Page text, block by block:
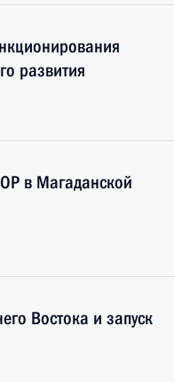
развития
в Магаданской
Востока и запуск